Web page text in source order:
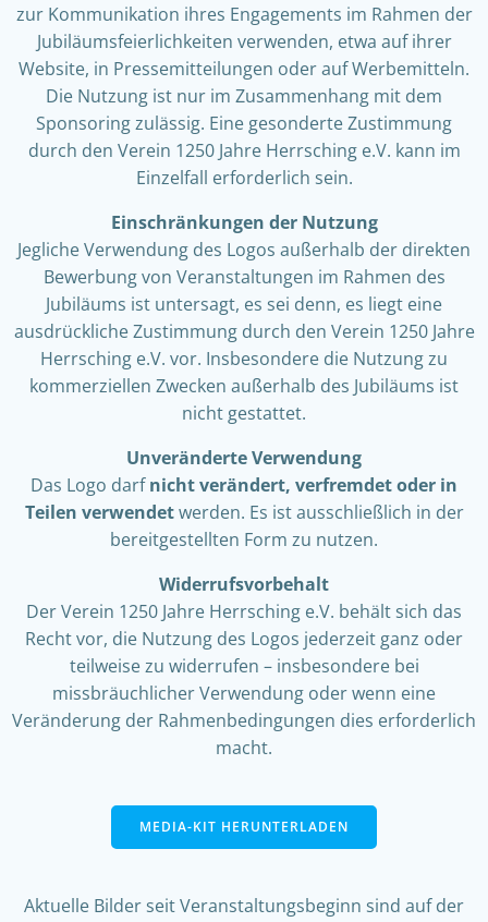
zur Kommunikation ihres Engagements im Rahmen der
Jubiläumsfeierlichkeiten verwenden, etwa auf ihrer
Website, in Pressemitteilungen oder auf Werbemitteln.
Die Nutzung ist nur im Zusammenhang mit dem
Sponsoring zulässig. Eine gesonderte Zustimmung
durch den Verein 1250 Jahre Herrsching e.V. kann im
Einzelfall erforderlich sein.
Einschränkungen der Nutzung
Jegliche Verwendung des Logos außerhalb der direkten
Bewerbung von Veranstaltungen im Rahmen des
Jubiläums ist untersagt, es sei denn, es liegt eine
ausdrückliche Zustimmung durch den Verein 1250 Jahre
Herrsching e.V. vor. Insbesondere die Nutzung zu
kommerziellen Zwecken außerhalb des Jubiläums ist
nicht gestattet.
Unveränderte Verwendung
Das Logo darfnicht verändert, verfremdet oder in
Teilen verwendetwerden. Es ist ausschließlich in der
bereitgestellten Form zu nutzen.
Widerrufsvorbehalt
Der Verein 1250 Jahre Herrsching e.V. behält sich das
Recht vor, die Nutzung des Logos jederzeit ganz oder
teilweise zu widerrufen – insbesondere bei
missbräuchlicher Verwendung oder wenn eine
Veränderung der Rahmenbedingungen dies erforderlich
macht.
MEDIA-KIT HERUNTERLADEN
Aktuelle Bilder seit Veranstaltungsbeginn sind auf der